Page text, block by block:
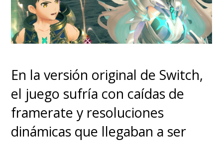
sabe muy bien.
Y es quepuede que las
otras marcas y modelos para
algunos resulte odioso, pero
es lo que finalmente tenemos
que hacer ante tanta
En la versión original de Switch,
el juego sufría con caídas de
framerate y resoluciones
dinámicas que llegaban a ser